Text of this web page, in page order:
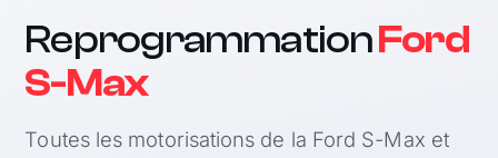
ReprogrammationFord
S-Max
Toutes les motorisations de la Ford S-Max et